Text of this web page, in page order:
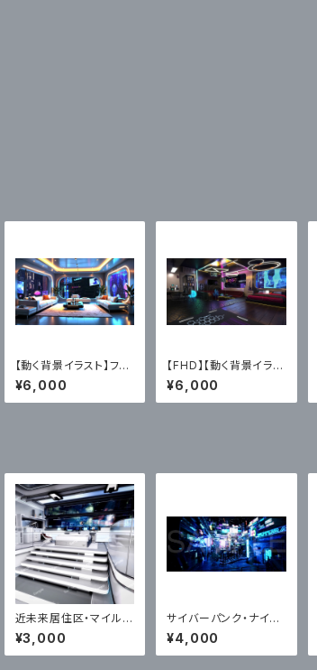
【動く背景イラスト】フュ
ーチャリスティック・マ
イ・リビングルーム（ルー
プ映像MP4・4ファイ
¥6,000
【FHD】【動く背景イラス
ト】サイバーパンク・マ
イ・ワンルーム（ループ
映像MP4）
¥6,000
近未来居住区・マイルー
ム2枚セット・イラスト素
材【商用利用向け】
¥3,000
サイバーパンク・ナイト
シティー+街の人入り・
無し2枚セット｜近未来
アニメ風イラスト素材
¥4,000